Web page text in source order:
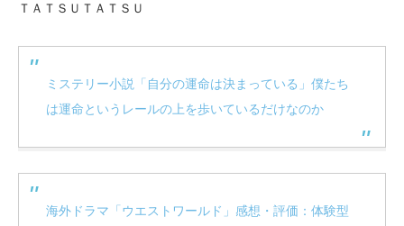
ＴＡＴＳＵＴＡＴＳＵ
ミステリー小説「自分の運命は決まっている」僕たち
は運命というレールの上を歩いているだけなのか
海外ドラマ「ウエストワールド」感想・評価：体験型